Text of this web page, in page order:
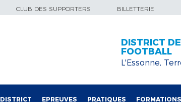
CLUB DES SUPPORTERS BILLETTERIE
DISTRICT
FOOTBALL
L'Essonne,
DISTRICT EPREUVES PRATIQUES FORMATIONS